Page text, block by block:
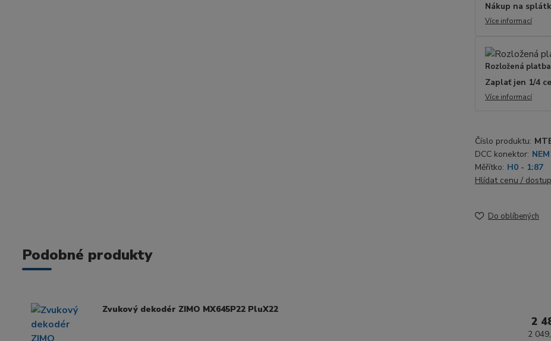
Nákup na
Více informací
Rozložená platba
Zaplať jen 1/4
Více informací
Číslo produktu:
DCC konektor:
Měřítko: H0 - 1:87
Hlídat cenu /
Do oblíbených
Podobné produkty
Zvukový dekodér ZIMO MX645P22 PluX22
2
2